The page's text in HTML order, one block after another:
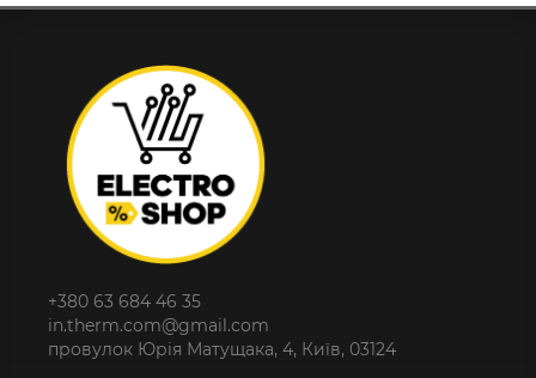
+380 63 684 46 35
in.therm.com@gmail.com
провулок Юрія Матущака, 4, Київ, 03124